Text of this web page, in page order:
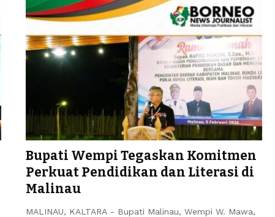
Bupati Wempi Tegaskan Komitmen
Perkuat Pendidikan dan Literasi di
Malinau
MALINAU, KALTARA - Bupati Malinau, Wempi W. Mawa,